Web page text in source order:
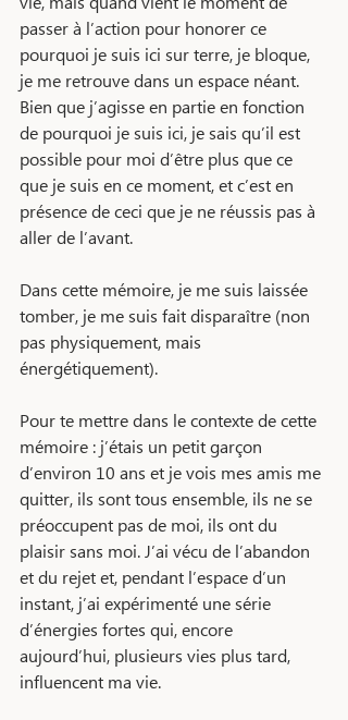
passer à l’action pour honorer ce
pourquoi je suis ici sur terre, je bloque,
je me retrouve dans un espace néant.
Bien que j’agisse en partie en fonction
de pourquoi je suis ici, je sais qu’il est
possible pour moi d’être plus que ce
que je suis en ce moment, et c’est en
présence de ceci que je ne réussis pas à
aller de l’avant.
Dans cette mémoire, je me suis laissée
tomber, je me suis fait disparaître (non
pas physiquement, mais
énergétiquement).
Pour te mettre dans le contexte de cette
mémoire : j’étais un petit garçon
d’environ 10 ans et je vois mes amis me
quitter, ils sont tous ensemble, ils ne se
préoccupent pas de moi, ils ont du
plaisir sans moi. J’ai vécu de l’abandon
et du rejet et, pendant l’espace d’un
instant, j’ai expérimenté une série
d’énergies fortes qui, encore
aujourd’hui, plusieurs vies plus tard,
influencent ma vie.